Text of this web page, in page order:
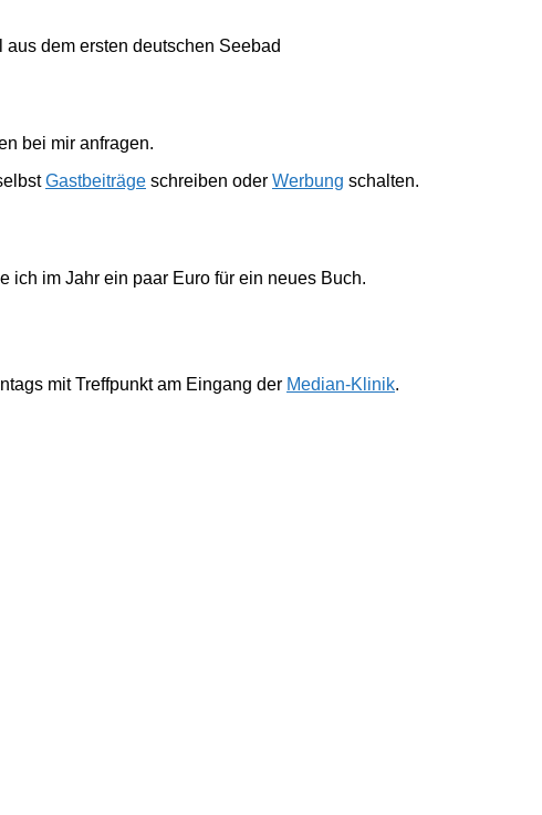
dem ersten deutschen Seebad
bei mir anfragen.
Gastbeiträge schreiben oder Werbung schalten.
ich im Jahr ein paar Euro für ein neues Buch.
mit Treffpunkt am Eingang der Median-Klinik.